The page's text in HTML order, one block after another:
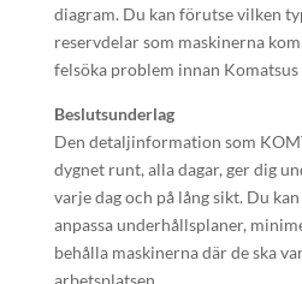
diagram. Du kan förutse vilken
reservdelar som maskinerna
felsöka problem innan
Beslutsunderlag
Den detaljinformation som
dygnet runt, alla dagar, ger dig
varje dag och på lång sikt. Du
anpassa underhållsplaner,
behålla maskinerna där de ska
arbetsplatsen.